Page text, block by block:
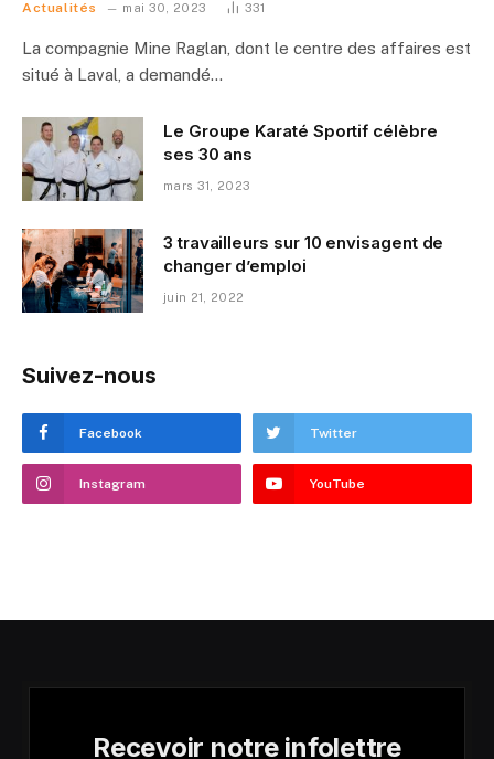
Actualités mai 30, 2023 331
La compagnie Mine Raglan, dont le centre des affaires est
situé à Laval, a demandé…
Le Groupe Karaté Sportif célèbre
ses 30 ans
mars 31, 2023
3 travailleurs sur 10 envisagent de
changer d’emploi
juin 21, 2022
Suivez-nous
Facebook Twitter
Instagram YouTube
Recevoir notre infolettre